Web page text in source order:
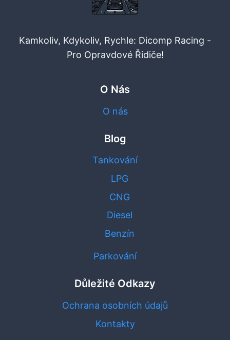
Kamkoliv, Kdykoliv, Rychle: Dicomp Racing -
Pro Opravdové Řidiče!
O Nás
O nás
Blog
Tankování
LPG
CNG
Diesel
Benzín
Parkování
Důležité Odkazy
Ochrana osobních údajů
Kontakty